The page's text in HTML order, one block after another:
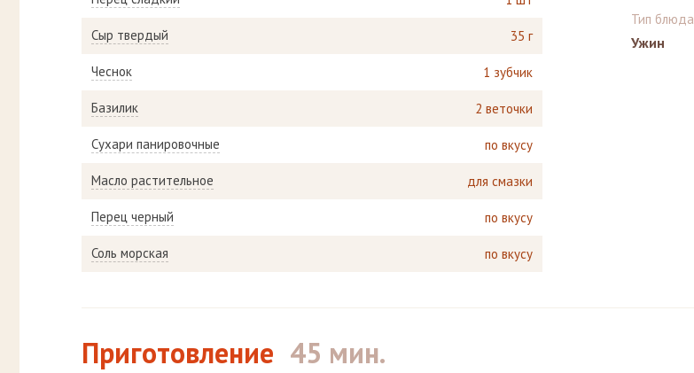
Сыр твердый 35 г
Чеснок 1 зубчик
Базилик 2 веточки
Сухари панировочные по вкусу
Масло растительное для смазки
Перец черный по вкусу
Соль морская по вкусу
Тип блюда
Ужин
Приготовление 45 мин.